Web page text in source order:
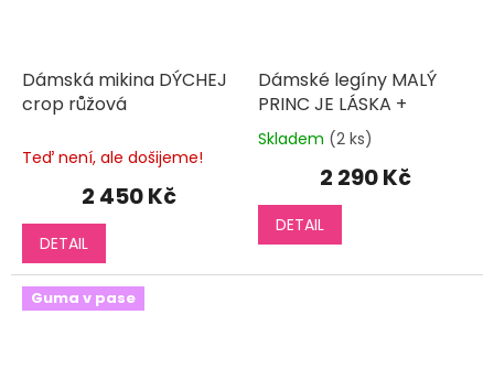
Dámská mikina DÝCHEJ
crop růžová
Teď není, ale došijeme!
2 450 Kč
DETAIL
Dámské legíny MALÝ
PRINC JE LÁSKA +
Průměrné
produktu
je
5,0
z
Skladem (2 ks)
2 290 Kč
DETAIL
Guma v pase